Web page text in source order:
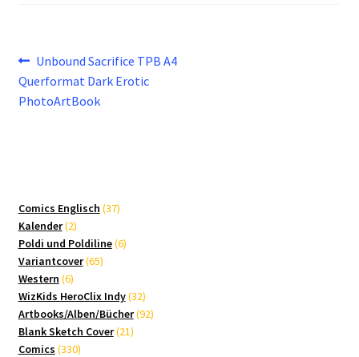
Beitragsnavigation
Vorheriger
Beitrag:
Unbound Sacrifice TPB A4
Querformat Dark Erotic
PhotoArtBook
Comics Englisch 3737
Kalender 22
Produkte
Poldi und Poldiline 66
Variantcover 6565
Western 66
Produkte
WizKids HeroClix Indy 3232
Produkte
Artbooks/Alben/Bücher 9292
Blank Sketch Cover 2121
Comics 330330